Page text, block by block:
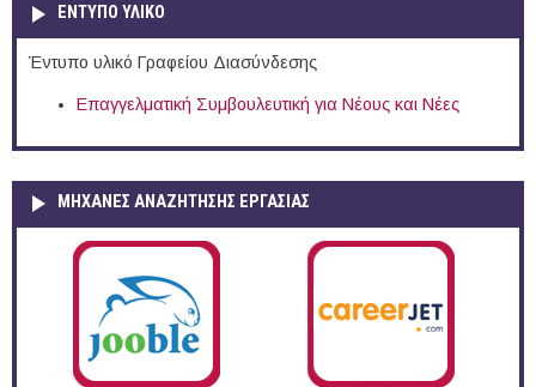
ΕΝΤΥΠΟ ΥΛΙΚΟ
Έντυπο υλικό Γραφείου Διασύνδεσης
Επαγγελματική Συμβουλευτική για Νέους και Νέες
ΜΗΧΑΝΕΣ ΑΝΑΖΗΤΗΣΗΣ ΕΡΓΑΣΙΑΣ